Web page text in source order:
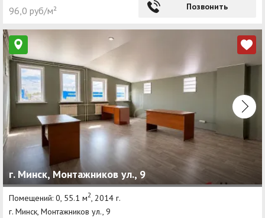
96,0 руб/м² Позвонить
г. Минск, Монтажников ул., 9
Помещений: 0, 55.1 м2 , 2014 г.
г. Минск, Монтажников ул., 9